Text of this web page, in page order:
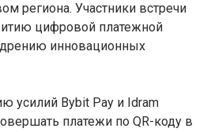
региона. Участники встречи
цифровой платежной
инновационных
усилий Bybit Pay и Idram
платежи по QR-коду в